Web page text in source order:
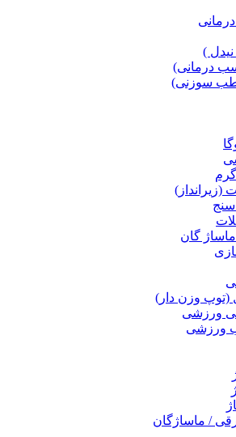
)
درمانی)
سوزنی)
(زیرانداز)
سنج
گان
(توپ وزن دار)
ورزشی
ورزشی
/ ماساژگان